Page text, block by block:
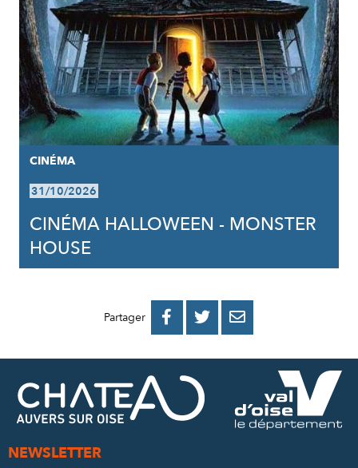
CINÉMA
31/10/2026
CINÉMA HALLOWEEN - MONSTER
HOUSE
Partager 
PARTAGER
FACEBOOK
PARTAGER
PARTAGER
MAIL
NEWSLETTER